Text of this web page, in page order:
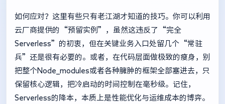
如何应对？这里有些只有老江湖才知道的技巧。你可以利用
云厂商提供的“预留实例”，虽然这违反了“完全
Serverless”的初衷，但在关键业务入口处留几个“常驻
兵”还是很有必要的。或者，在代码层面做极致的瘦身，别
把整个Node_modules或者各种臃肿的框架全部塞进去，只
保留核心逻辑，把冷启动的时间控制在毫秒级。记住，
Serverless的降本，本质上是性能优化与运维成本的博弈。